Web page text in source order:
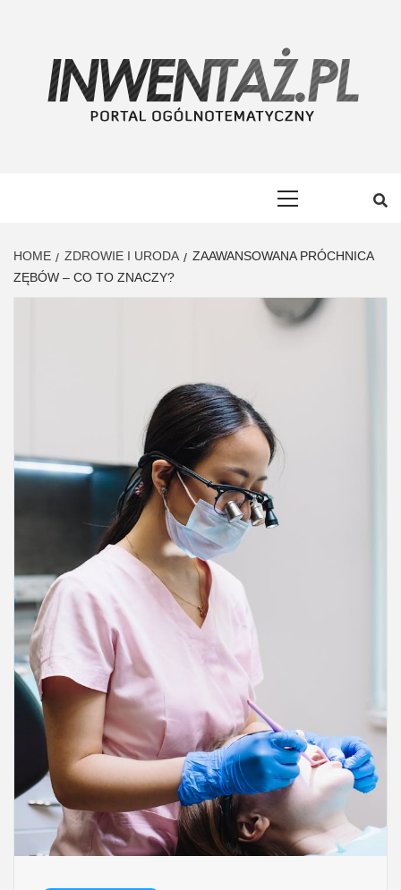
HOME ZDROWIE I URODA
ZAAWANSOWANA PRÓCHNICA
ZĘBÓW – CO TO ZNACZY?